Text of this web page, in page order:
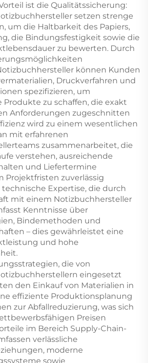
ist die Qualitätssicherung:
setzen strenge
um die Haltbarkeit des Papiers,
die Bindungsfestigkeit sowie die
zu bewerten. Durch
können Kunden
Druckverfahren und
spezifizieren, um
zu schaffen, die exakt
Anforderungen zugeschnitten
wird zu einem wesentlichen
mit erfahrenen
zusammenarbeitet, die
verstehen, ausreichende
und Liefertermine
Projektfristen zuverlässig
Expertise, die durch
mit einem Notizbuchhersteller
Kenntnisse über
Bindemethoden und
– dies gewährleistet eine
und hohe
die von
eingesetzt
den Einkauf von Materialien in
effiziente Produktionsplanung
zur Abfallreduzierung, was sich
Preisen
im Bereich Supply-Chain-
verlässliche
moderne
sowie